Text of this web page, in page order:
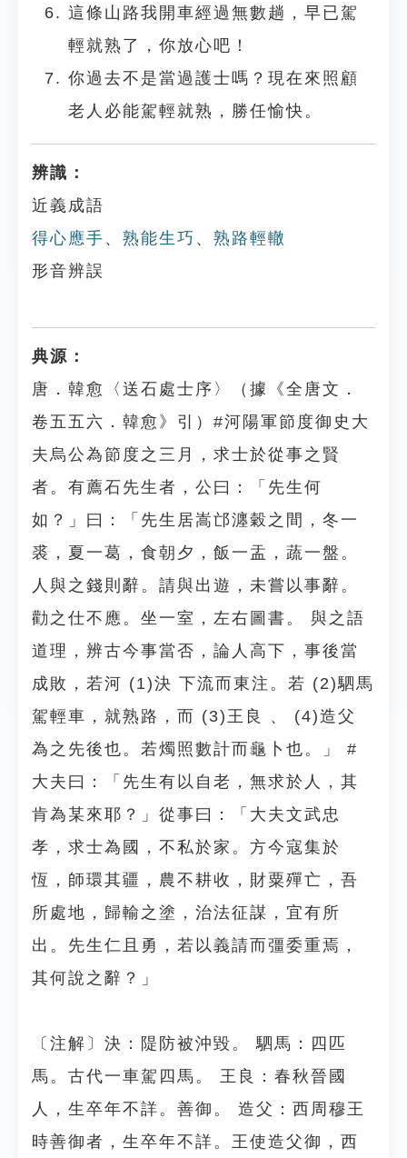
這條山路我開車經過無數趟，早已駕
輕就熟了，你放心吧！
你過去不是當過護士嗎？現在來照顧
老人必能駕輕就熟，勝任愉快。
辨識：
近義成語
得心應手 、 熟能生巧 、 熟路輕轍
形音辨誤
典源：
唐．韓愈〈送石處士序〉（據《全唐文．
卷五五六．韓愈》引）#河陽軍節度御史大
夫烏公為節度之三月，求士於從事之賢
者。有薦石先生者，公曰：「先生何
如？」曰：「先生居嵩邙瀍穀之間，冬一
裘，夏一葛，食朝夕，飯一盂，蔬一盤。
人與之錢則辭。請與出遊，未嘗以事辭。
勸之仕不應。坐一室，左右圖書。 與之語
道理，辨古今事當否，論人高下，事後當
成敗，若河 (1)決 下流而東注。若 (2)駟馬
駕輕車，就熟路，而 (3)王良 、 (4)造父
為之先後也。若燭照數計而龜卜也。」 #
大夫曰：「先生有以自老，無求於人，其
肯為某來耶？」從事曰：「大夫文武忠
孝，求士為國，不私於家。方今寇集於
恆，師環其疆，農不耕收，財粟殫亡，吾
所處地，歸輸之塗，治法征謀，宜有所
出。先生仁且勇，若以義請而彊委重焉，
其何說之辭？」
〔注解〕決：隄防被沖毀。 駟馬：四匹
馬。古代一車駕四馬。 王良：春秋晉國
人，生卒年不詳。善御。 造父：西周穆王
時善御者，生卒年不詳。王使造父御，西